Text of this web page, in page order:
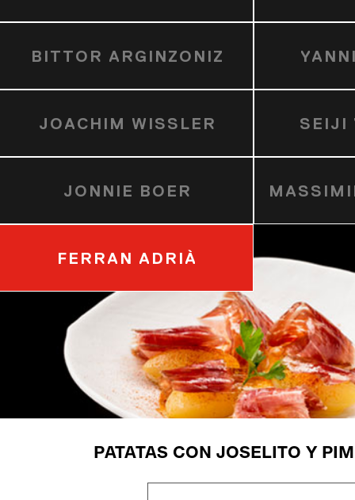
BITTOR ARGINZONIZ
JOACHIM WISSLER SEIJI
JONNIE BOER
FERRAN ADRIÀ
PATATAS CON JOSELITO Y